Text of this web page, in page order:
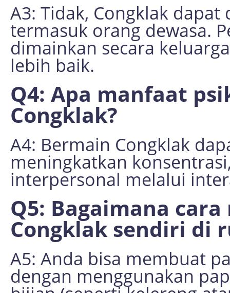
A3: Tidak, Congklak
termasuk orang dewasa.
dimainkan secara
lebih baik.
Q4: Apa manfaat
Congklak?
A4: Bermain Congklak
meningkatkan
interpersonal melalui
Q5: Bagaimana
Congklak sendiri di
A5: Anda bisa membuat
dengan menggunakan